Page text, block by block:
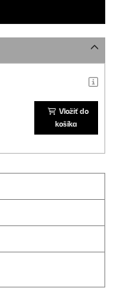
Vložiť do
košíka